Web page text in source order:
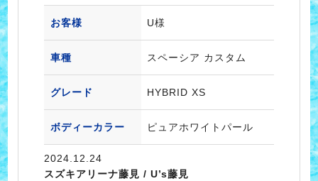
お客様 U様
車種 スペーシア カスタム
グレード HYBRID XS
ボディーカラー ピュアホワイトパール
2024.12.24
スズキアリーナ藤見 / U’s藤見